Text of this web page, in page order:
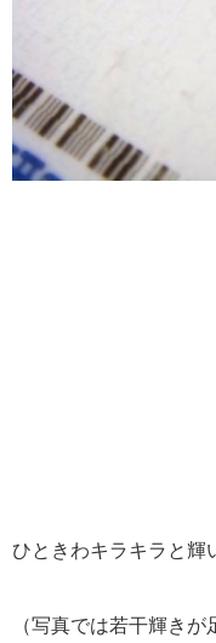
ひときわキラキラと輝
（写真では若干輝き